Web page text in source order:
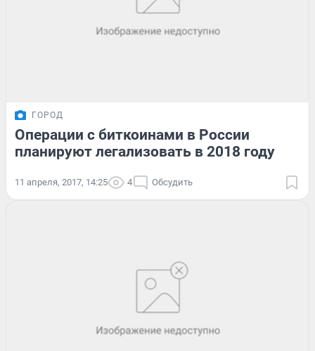
ГОРОД
Операции с биткоинами в России
планируют легализовать в 2018 году
11 апреля, 2017, 14:25 4 Обсудить